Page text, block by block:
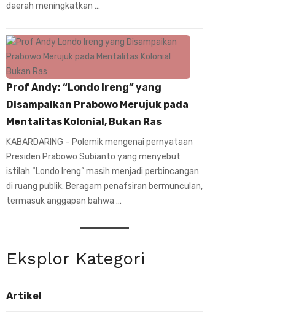
daerah meningkatkan …
Prof Andy: “Londo Ireng” yang
Disampaikan Prabowo Merujuk pada
Mentalitas Kolonial, Bukan Ras
KABARDARING – Polemik mengenai pernyataan
Presiden Prabowo Subianto yang menyebut
istilah “Londo Ireng” masih menjadi perbincangan
di ruang publik. Beragam penafsiran bermunculan,
termasuk anggapan bahwa …
Eksplor Kategori
Artikel